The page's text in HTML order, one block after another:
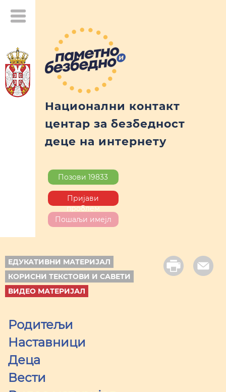
Национални контакт
центар за безбедност
деце на интернету
Позови 19833
Пријави
проблем
Пошаљи имејл
ЕДУКАТИВНИ МАТЕРИЈАЛ
КОРИСНИ ТЕКСТОВИ И САВЕТИ
ВИДЕО МАТЕРИЈАЛ
Родитељи
Наставници
Деца
Вести